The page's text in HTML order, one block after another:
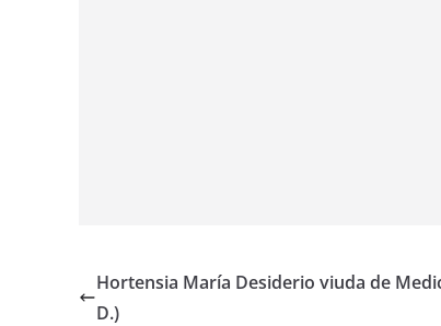
Hortensia María Desiderio viuda de
D.)